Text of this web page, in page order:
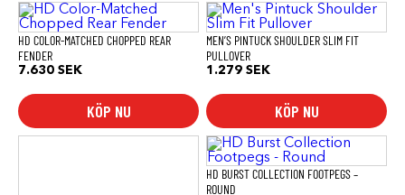
HD COLOR-MATCHED CHOPPED REAR
FENDER
7.630 SEK
KÖP NU
MEN’S PINTUCK SHOULDER SLIM FIT
PULLOVER
1.279 SEK
KÖP NU
Den
här
produkten
har
flera
De
olika
alternativen
kan
väljas
på
produktsidan
HD BURST COLLECTION FOOTPEGS –
ROUND